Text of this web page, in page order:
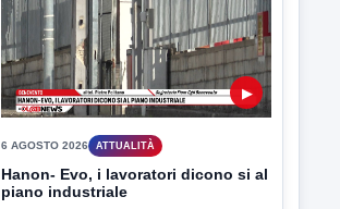
▶
6 AGOSTO 2026 ATTUALITÀ
Tirata del Carro ancora in forse,
D'Ambrosio: continuiamo a lavorare
L'assessore comunale alla Cultura di
Mirabella Eclano, Raffaella Rita